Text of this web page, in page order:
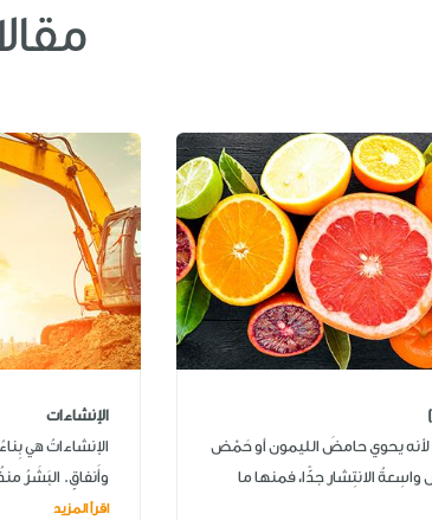
يحوي حامضَ الليمون أو حَمْض
الانتِشار جدًّا، فمنها ما
الإنشاءات
الإنشاءاتُ هي
وأَنفاقٍ. البَشَرُ
اقرأ المزيد